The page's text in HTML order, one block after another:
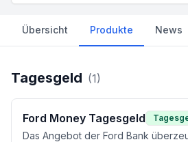
Übersicht Produkte News
Tagesgeld (1)
Ford Money Tagesgeld
Das Angebot der Ford Bank